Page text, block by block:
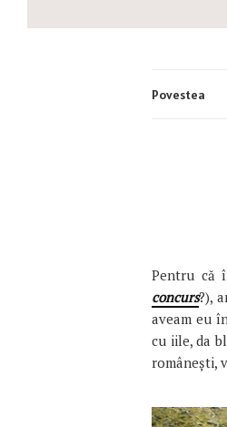
Povestea
Pentru că
concurs?),
aveam eu
cu iile, da
românești,